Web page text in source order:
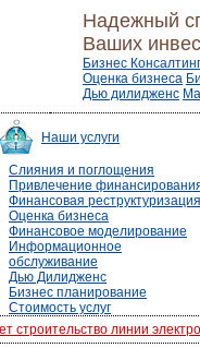
Надежный
Ваших
Бизнес Консалтинг
Оценка бизнеса
Дью дилидженс
Наши услуги
Слияния и поглощения
Привлечение
Финансовая реструктуризация
Оценка бизнеса
Финансовое моделирование
Информационное
обслуживание
Дью Дилидженс
Бизнес планирование
Стоимость услуг
строительство линии